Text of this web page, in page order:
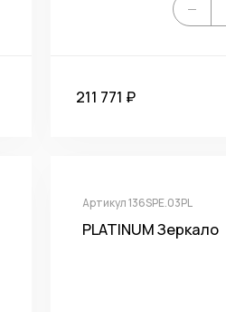
211 771 ₽
Артикул 136SPE.03PL
PLATINUM Зеркало